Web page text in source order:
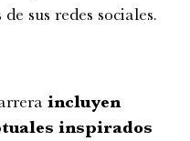
de sus redes sociales.
incluyen
inspirados